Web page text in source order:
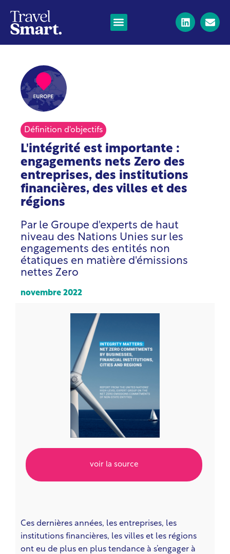
Définition d'objectifs
L'intégrité est importante :
engagements nets Zero des
entreprises, des institutions
financières, des villes et des
régions
Par le Groupe d'experts de haut
niveau des Nations Unies sur les
engagements des entités non
étatiques en matière d'émissions
nettes Zero
novembre 2022
voir la source
Ces dernières années, les entreprises, les
institutions financières, les villes et les régions
ont eu de plus en plus tendance à s’engager à